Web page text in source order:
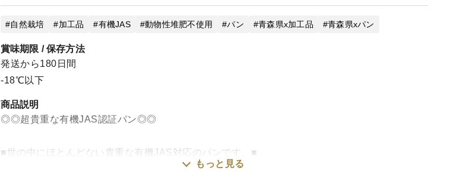
パンのスライス等指定すると新規で作らなければならなくなるので、納期が遅れることがあります。ご了
また、スライス幅は〇〇㎜等、厚さを㎜で指定していただけると助かります。
・参考 市販食パン4枚切り相当：31㎜、市販食パン6枚切り相当：20㎜、ハード系は15㎜の依頼が多い
定期購入をご希望のお役様へ
初回オーダー日を必ず1週間以上先にしてください。1週回以内だと対応できないので、大変申し訳ないの
自然栽培 加工品 有機JAS 動物性堆肥不使用 パン 青森県x加工品 青森県xパン
賞味期限 / 保存方法
発送から180日間
-18℃以下
商品説明
◎◎超貴重な有機JAS認証パン◎◎
■世の中にほとんどない貴重な有機JAS対応のパンです。■
もっと見る